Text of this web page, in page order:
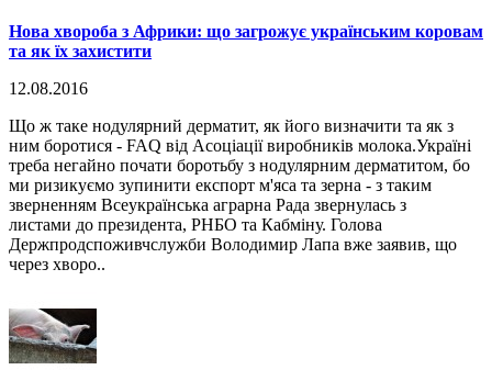
Нова хвороба з Африки: що загрожує українським коровам
та як їх захистити
12.08.2016
Що ж таке нодулярний дерматит, як його визначити та як з
ним боротися - FAQ від Асоціації виробників молока.Україні
треба негайно почати боротьбу з нодулярним дерматитом, бо
ми ризикуємо зупинити експорт м'яса та зерна - з таким
зверненням Всеукраїнська аграрна Рада звернулась з
листами до президента, РНБО та Кабміну. Голова
Держпродспоживчслужби Володимир Лапа вже заявив, що
через хворо..